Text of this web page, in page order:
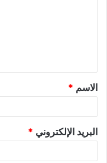
الاسم *
البريد الإلكتروني *